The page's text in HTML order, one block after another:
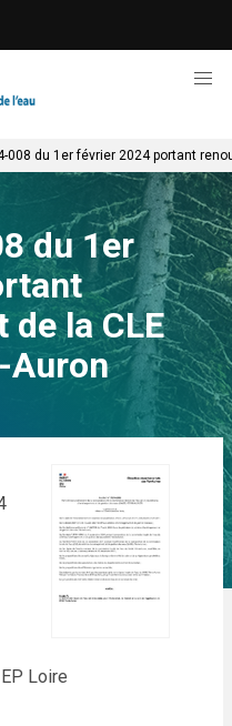
008 du 1er février 2024 portant
du 1er
de la CLE
Auron
Loire